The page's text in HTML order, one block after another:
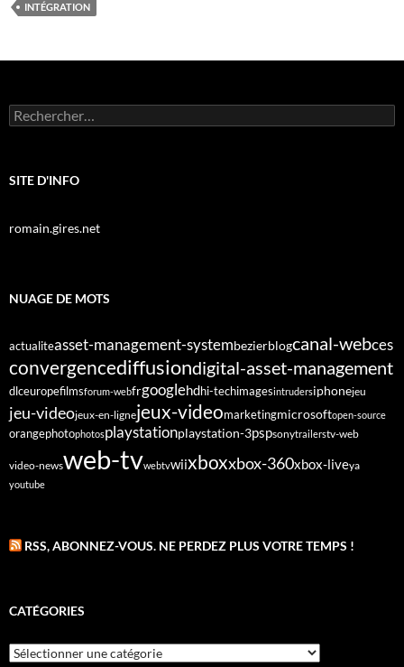
INTÉGRATION
Rechercher :
SITE D'INFO
romain.gires.net
NUAGE DE MOTS
actualiteasset-management-systembezierblogcanal-webces
convergencediffusiondigital-asset-management
dlceuropefilmsforum-webfrgooglehdhi-techimagesintrudersiphonejeu
jeu-videojeux-en-lignejeux-videomarketingmicrosoftopen-source
orangephotophotosplaystationplaystation-3pspsonytrailerstv-web
video-newsweb-tvwebtvwiixboxxbox-360xbox-liveya
youtube
RSS, ABONNEZ-VOUS. NE PERDEZ PLUS VOTRE TEMPS !
CATÉGORIES
Catégories